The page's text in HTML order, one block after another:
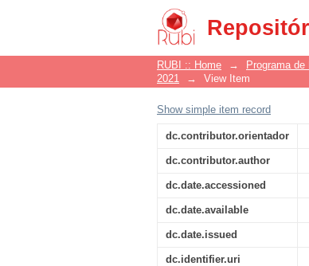
Literatura de
ambiente
RUBI :: Home → Programa
2021
→ View Item
Show simple item record
dc.contributor.orientador
dc.contributor.author
dc.date.accessioned
dc.date.available
dc.date.issued
dc.identifier.uri